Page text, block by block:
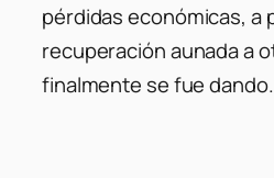
pérdidas económicas, a
recuperación aunada a
finalmente se fue dando.